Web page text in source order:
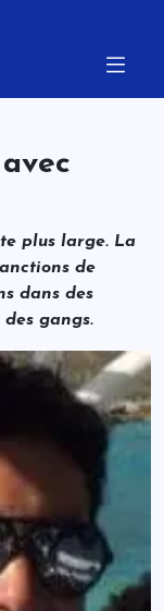
plus large. La
de
dans des
gangs.